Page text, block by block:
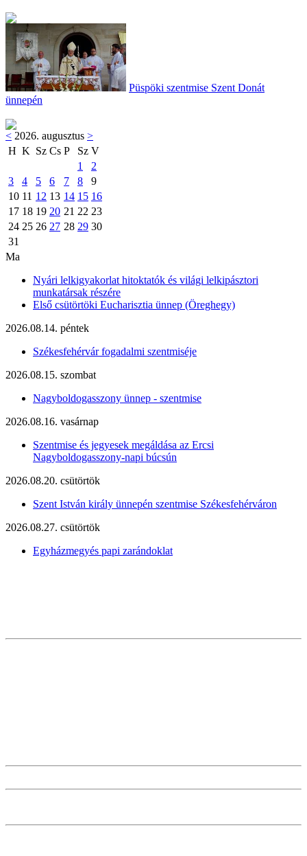
Püspöki szentmise Szent Donát
ünnepén
< 2026. augusztus >
H K Sz Cs P Sz V
1
2
3
4 5 6 7 8
9
10 11 12 13 14 15 16
17 18 19 20 21 22 23
24 25 26 27 28 29 30
31
Ma
Nyári lelkigyakorlat hitoktatók és világi lelkipásztori
munkatársak részére
Első csütörtöki Eucharisztia ünnep (Öreghegy)
2026.08.14. péntek
Székesfehérvár fogadalmi szentmiséje
2026.08.15. szombat
Nagyboldogasszony ünnep - szentmise
2026.08.16. vasárnap
Szentmise és jegyesek megáldása az Ercsi
Nagyboldogasszony-napi búcsún
2026.08.20. csütörtök
Szent István király ünnepén szentmise Székesfehérváron
2026.08.27. csütörtök
Egyházmegyés papi zarándoklat